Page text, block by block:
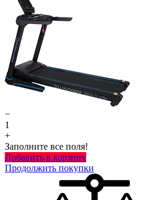
−
1
+
Заполните все поля!
Добавить в корзину
Продолжить покупки